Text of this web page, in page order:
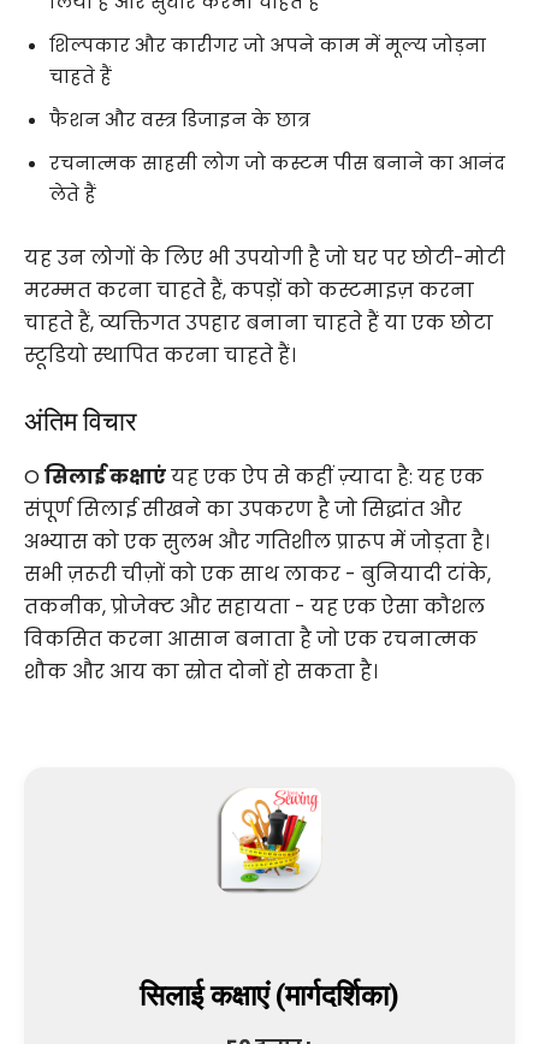
शिल्पकार और कारीगर जो अपने काम में मूल्य जोड़ना
चाहते हैं
फैशन और वस्त्र डिजाइन के छात्र
रचनात्मक साहसी लोग जो कस्टम पीस बनाने का आनंद
लेते हैं
यह उन लोगों के लिए भी उपयोगी है जो घर पर छोटी-मोटी
मरम्मत करना चाहते हैं, कपड़ों को कस्टमाइज़ करना
चाहते हैं, व्यक्तिगत उपहार बनाना चाहते हैं या एक छोटा
स्टूडियो स्थापित करना चाहते हैं।
अंतिम विचार
Oसिलाई कक्षाएंयह एक ऐप से कहीं ज़्यादा है: यह एक
संपूर्ण सिलाई सीखने का उपकरण है जो सिद्धांत और
अभ्यास को एक सुलभ और गतिशील प्रारूप में जोड़ता है।
सभी ज़रूरी चीज़ों को एक साथ लाकर - बुनियादी टांके,
तकनीक, प्रोजेक्ट और सहायता - यह एक ऐसा कौशल
विकसित करना आसान बनाता है जो एक रचनात्मक
शौक और आय का स्रोत दोनों हो सकता है।
सिलाई कक्षाएं (मार्गदर्शिका)